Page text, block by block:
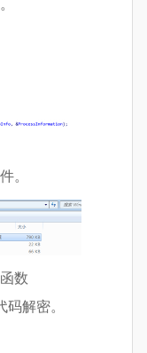
。
数
解密。